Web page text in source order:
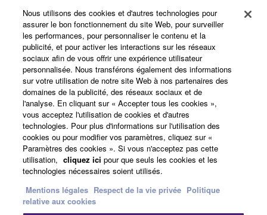
A propos de Yamaha
France - French
Professionnel
Nous utilisons des cookies et d'autres technologies pour
assurer le bon fonctionnement du site Web, pour surveiller
les performances, pour personnaliser le contenu et la
publicité, et pour activer les interactions sur les réseaux
sociaux afin de vous offrir une expérience utilisateur
personnalisée. Nous transférons également des informations
sur votre utilisation de notre site Web à nos partenaires des
domaines de la publicité, des réseaux sociaux et de
l'analyse. En cliquant sur « Accepter tous les cookies »,
vous acceptez l'utilisation de cookies et d'autres
technologies. Pour plus d'informations sur l'utilisation des
cookies ou pour modifier vos paramètres, cliquez sur «
Paramètres des cookies ». Si vous n'acceptez pas cette
utilisation, cliquez ici pour que seuls les cookies et les
technologies nécessaires soient utilisés.
Mentions légales Respect de la vie privée Politique
relative aux cookies